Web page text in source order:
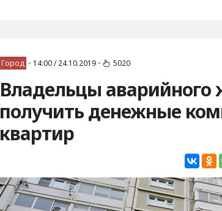
Город • 14:00 / 24.10.2019 • 5020
Владельцы аварийного
получить денежные
квартир